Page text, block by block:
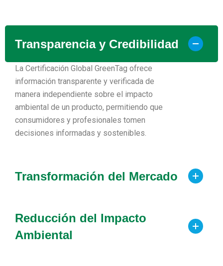
Transparencia y Credibilidad
La Certificación Global GreenTag ofrece
información transparente y verificada de
manera independiente sobre el impacto
ambiental de un producto, permitiendo que
consumidores y profesionales tomen
decisiones informadas y sostenibles.
Transformación del Mercado
Reducción del Impacto
Ambiental